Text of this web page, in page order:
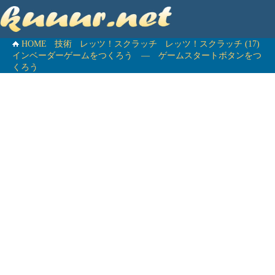
HOME 技術 レッツ！スクラッチ
レッツ！スクラッチ (17)
インベーダーゲームをつくろう ― ゲームスタートボタンをつ
くろう